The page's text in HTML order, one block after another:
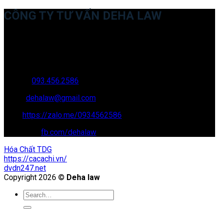
CÔNG TY TƯ VẤN DEHA LAW
093.456.2586
dehalaw@gmail.com
https://zalo.me/0934562586
fb.com/dehalaw
Hóa Chất TDG
https://cacachi.vn/
dvdn247.net
Copyright 2026 © Deha law